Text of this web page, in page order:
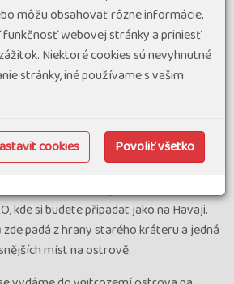
a LAGOA FUNDA.
vedlejší, od světa odříznutý ostrov
vzdálen necelou hodinu, Ostrov je
přírody a krásných výhledů.
městečka LAJEDO, odkud vede krásná
GRANDE (13km, 3,5h). Z trasy
kde si budete připadat jako na Havaji.
padá z hrany starého kráteru a jedná
míst na ostrově.
môžu obsahovať rôzne informácie,
webovej stránky a priniesť
Niektoré cookies sú nevyhnutné
stránky, iné používame s vašim
cookies Povoliť všetko